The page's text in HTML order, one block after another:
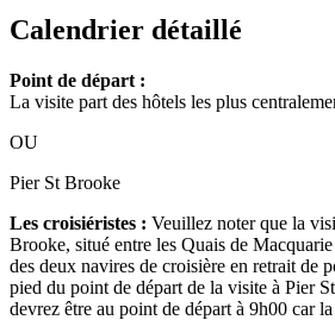
Calendrier détaillé
Point de départ :
La visite part des hôtels les plus
OU
Pier St Brooke
Les croisiéristes : Veuillez noter que la
Brooke, situé entre les Quais de Macquarie
des deux navires de croisière en retrait de
pied du point de départ de la visite à Pier
devrez être au point de départ à 9h00 car